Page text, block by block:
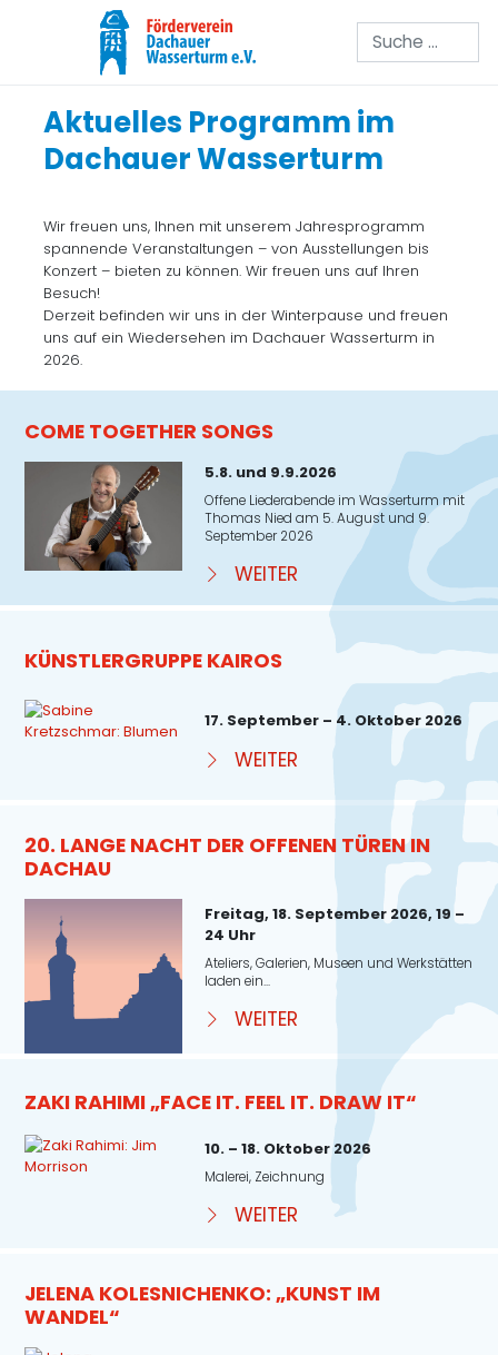
Suchen
Aktuelles Programm im
Dachauer Wasserturm
Wir freuen uns, Ihnen mit unserem Jahresprogramm
spannende Veranstaltungen – von Ausstellungen bis
Konzert – bieten zu können. Wir freuen uns auf Ihren
Besuch!
Derzeit befinden wir uns in der Winterpause und freuen
uns auf ein Wiedersehen im Dachauer Wasserturm in
2026.
COME TOGETHER SONGS
5.8. und 9.9.2026
Offene Liederabende im Wasserturm mit
Thomas Nied am 5. August und 9.
September 2026
WEITER
KÜNSTLERGRUPPE KAIROS
17. September – 4. Oktober 2026
WEITER
20. LANGE NACHT DER OFFENEN TÜREN IN
DACHAU
Freitag, 18. September 2026, 19 –
24 Uhr
Ateliers, Galerien, Museen und Werkstätten
laden ein...
WEITER
ZAKI RAHIMI „FACE IT. FEEL IT. DRAW IT“
10. – 18. Oktober 2026
Malerei, Zeichnung
WEITER
JELENA KOLESNICHENKO: „KUNST IM
WANDEL“